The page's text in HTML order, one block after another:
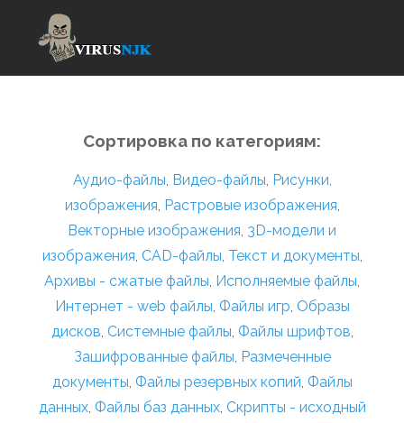
Сортировка по категориям:
Аудио-файлы, Видео-файлы, Рисунки,
изображения, Растровые изображения,
Векторные изображения, 3D-модели и
изображения, CAD-файлы, Текст и документы,
Архивы - сжатые файлы, Исполняемые файлы,
Интернет - web файлы, Файлы игр, Образы
дисков, Системные файлы, Файлы шрифтов,
Зашифрованные файлы, Размеченные
документы, Файлы резервных копий, Файлы
данных, Файлы баз данных, Скрипты - исходный